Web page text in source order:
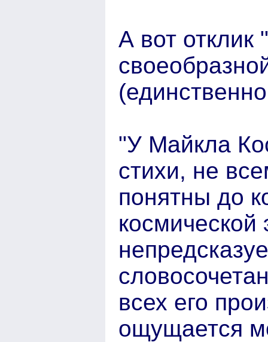
А вот
"У Майкла
стихи, не
понятны до
космической
всех его
ощущается